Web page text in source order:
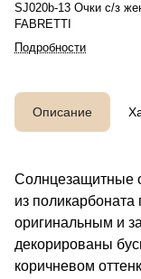
SJ020b-13 Очки с/з
FABRETTI
Подробности
Описание
Солнцезащитные
из поликарбоната
оригинальным и
декорированы
коричневом